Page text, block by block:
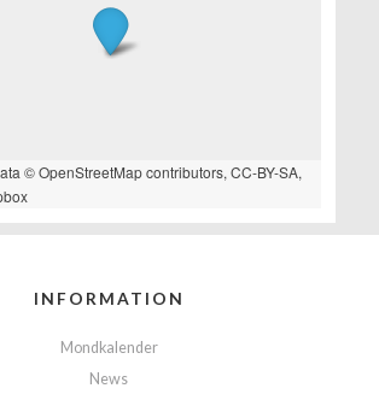
©OpenStreetMapcontributors, CC-BY-SA,
INFORMATION
Mondkalender
News